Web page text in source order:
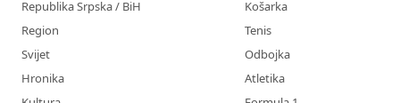
Republika Srpska / BiH
Region
Svijet
Hronika
Košarka
Tenis
Odbojka
Atletika